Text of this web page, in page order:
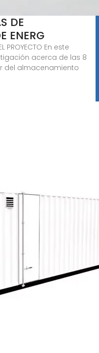
DE
ENERG
PROYECTO En este
acerca de las 8
del almacenamiento